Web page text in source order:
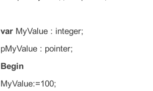
varMyValue : integer;
pMyValue : pointer;
Begin
MyValue:=100;